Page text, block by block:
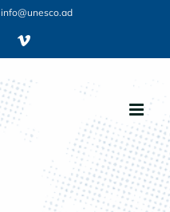
info@unesco.ad
Vimeo